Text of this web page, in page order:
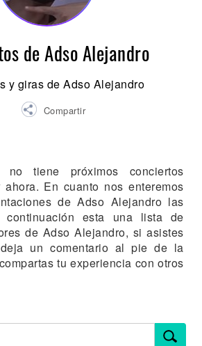
de Adso Alejandro
y giras de Adso Alejandro
Compartir
no tiene próximos conciertos
ahora. En cuanto nos enteremos
de Adso Alejandro las
continuación esta una lista de
de Adso Alejandro, si asistes
un comentario al pie de la
tu experiencia con otros